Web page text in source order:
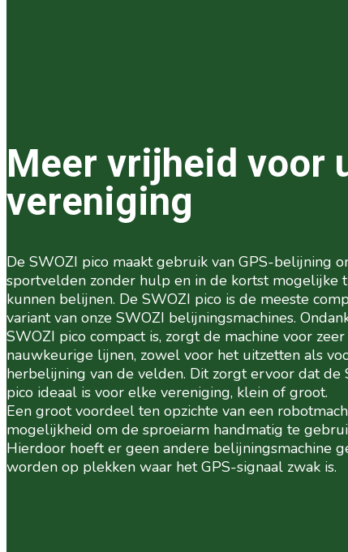
Meer vrijheid voor
vereniging
De SWOZI pico maakt gebruik van GPS-belijning
sportvelden zonder hulp en in de kortst mogelijke
kunnen belijnen. De SWOZI pico is de meeste
variant van onze SWOZI belijningsmachines.
SWOZI pico compact is, zorgt de machine voor zeer
nauwkeurige lijnen, zowel voor het uitzetten als
herbelijning van de velden. Dit zorgt ervoor dat de
pico ideaal is voor elke vereniging, klein of groot.
Een groot voordeel ten opzichte van een
mogelijkheid om de sproeiarm handmatig te
Hierdoor hoeft er geen andere belijningsmachine
worden op plekken waar het GPS-signaal zwak is.